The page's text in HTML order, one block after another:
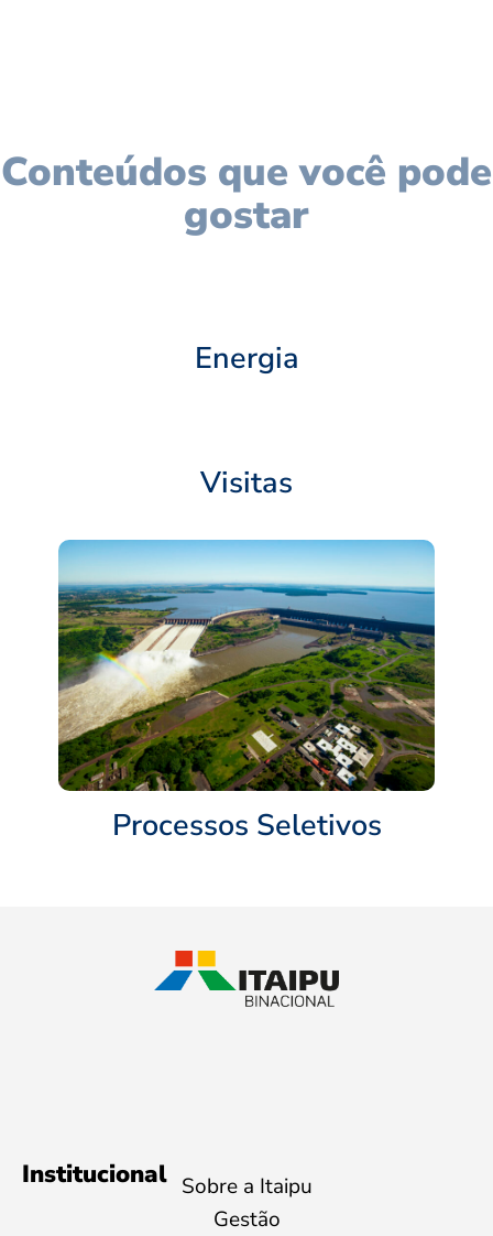
Conteúdos que você pode
gostar
Energia
Visitas
Processos Seletivos
Institucional Sobre a Itaipu
Gestão